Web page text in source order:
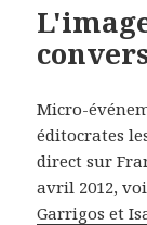
Micro-
éditocrates
direct sur
avril 2012,
Garrigos et